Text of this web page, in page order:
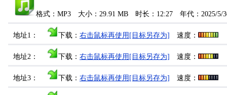
格式：MP3 大小：29.91 MB 时长：12:27 年代：2025/
地址1： 下载： 右击鼠标再使用[目标另存为] 速度：
地址2： 下载： 右击鼠标再使用[目标另存为] 速度：
地址3： 下载： 右击鼠标再使用[目标另存为] 速度：